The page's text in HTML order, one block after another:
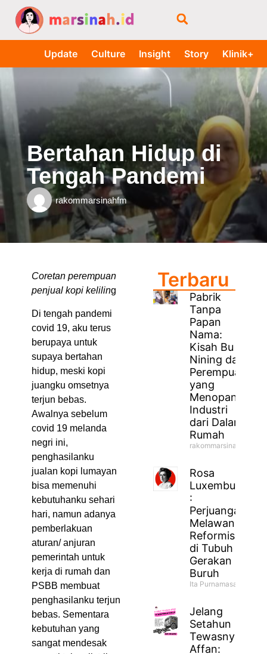
Update Culture Insight Story Klinik+
Bertahan Hidup di
Tengah Pandemi
rakommarsinahfm
Coretan perempuan
penjual kopi keliling
Di tengah pandemi
covid 19, aku terus
berupaya untuk
supaya bertahan
hidup, meski kopi
juangku omsetnya
terjun bebas.
Awalnya sebelum
covid 19 melanda
negri ini,
penghasilanku
jualan kopi lumayan
bisa memenuhi
kebutuhanku sehari
hari, namun adanya
pemberlakuan
aturan/ anjuran
pemerintah untuk
kerja di rumah dan
PSBB membuat
penghasilanku terjun
bebas. Sementara
kebutuhan yang
sangat mendesak
Terbaru
Pabrik
Tanpa
Papan
Nama:
Kisah Bu
Nining dan
Perempuan
yang
Menopang
Industri
dari Dalam
Rumah
rakommarsinahfm
Rosa
Luxemburg
:
Perjuangan
Melawan
Reformisme
di Tubuh
Gerakan
Buruh
Ita Purnamasari
Jelang
Setahun
Tewasnya
Affan: